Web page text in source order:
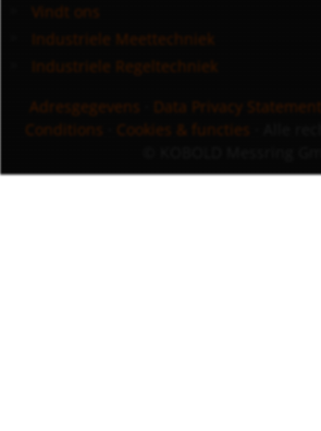
Vindt ons
Industriele Meettechniek
Industriele Regeltechniek
Adresgegevens
Data Privacy Statement
Conditions
Cookies & functies